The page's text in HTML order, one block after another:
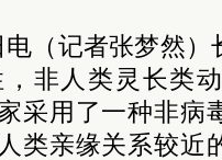
（记者张梦然
非人类灵长类
采用了一种非病
类亲缘关系较近